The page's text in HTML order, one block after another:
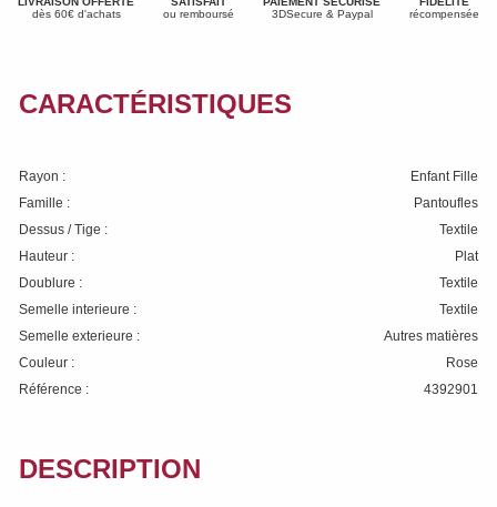
dès 60€ d'achats
ou remboursé
3DSecure & Paypal
récompensée
CARACTÉRISTIQUES
Rayon :
Enfant Fille
Famille :
Pantoufles
Dessus / Tige :
Textile
Hauteur :
Plat
Doublure :
Textile
Semelle interieure :
Textile
Semelle exterieure :
Autres matières
Couleur :
Rose
Référence :
4392901
DESCRIPTION